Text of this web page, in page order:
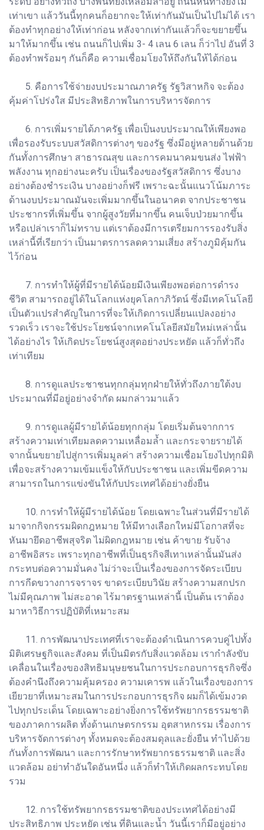
เท่าเขา แล้ววันนี้ทุกคนก็อยากจะให้เท่ากันมันเป็นไปไม่ได้ เรา
ต้องทำทุกอย่างให้เท่าก่อน หลังจากเท่ากันแล้วก็จะขยายขึ้น
มาให้มากขึ้น เช่น ถนนก็ไปเพิ่ม 3- 4 เลน 6 เลน ก็ว่าไป อันที่ 3
ต้องทำพร้อมๆ กันก็คือ ความเชื่อมโยงให้ถึงกันให้ได้ก่อน
5. คือการใช้จ่ายงบประมาณภาครัฐ รัฐวิสาหกิจ จะต้อง
คุ้มค่าโปร่งใส มีประสิทธิภาพในการบริหารจัดการ
6. การเพิ่มรายได้ภาครัฐ เพื่อเป็นงบประมาณให้เพียงพอ
เพื่อรองรับระบบสวัสดิการต่างๆ ของรัฐ ซึ่งมีอยู่หลายด้านด้วย
กันทั้งการศึกษา สาธารณสุข และการคมนาคมขนส่ง ไฟฟ้า
พลังงาน ทุกอย่างนะครับ เป็นเรื่องของรัฐสวัสดิการ ซึ่งบาง
อย่างต้องชำระเงิน บางอย่างก็ฟรี เพราะฉะนั้นแนวโน้มภาระ
ด้านงบประมาณมันจะเพิ่มมากขึ้นในอนาคต จากประชาชน
ประชากรที่เพิ่มขึ้น จากผู้สูงวัยที่มากขึ้น คนเจ็บป่วยมากขึ้น
หรือเปล่าเราก็ไม่ทราบ แต่เราต้องมีการเตรียมการรองรับสิ่ง
เหล่านี้ที่เรียกว่า เป็นมาตรการลดความเสี่ยง สร้างภูมิคุ้มกัน
ไว้ก่อน
7. การทำให้ผู้ที่มีรายได้น้อยมีเงินเพียงพอต่อการดำรง
ชีวิต สามารถอยู่ได้ในโลกแห่งยุคโลกาภิวัตน์ ซึ่งมีเทคโนโลยี
เป็นตัวแปรสำคัญในการที่จะให้เกิดการเปลี่ยนแปลงอย่าง
รวดเร็ว เราจะใช้ประโยชน์จากเทคโนโลยีสมัยใหม่เหล่านั้น
ได้อย่างไร ให้เกิดประโยชน์สูงสุดอย่างประหยัด แล้วก็ทั่วถึง
เท่าเทียม
8. การดูแลประชาชนทุกกลุ่มทุกฝ่ายให้ทั่วถึงภายใต้งบ
ประมาณที่มีอยู่อย่างจำกัด ผมกล่าวมาแล้ว
9. การดูแลผู้มีรายได้น้อยทุกกลุ่ม โดยเริ่มต้นจากการ
สร้างความเท่าเทียมลดความเหลื่อมล้ำ และกระจายรายได้
จากนั้นขยายไปสู่การเพิ่มมูลค่า สร้างความเชื่อมโยงไปทุกมิติ
เพื่อจะสร้างความเข้มแข็งให้กับประชาชน และเพิ่มขีดความ
สามารถในการแข่งขันให้กับประเทศได้อย่างยั่งยืน
10. การทำให้ผู้มีรายได้น้อย โดยเฉพาะในส่วนที่มีรายได้
มาจากกิจกรรมผิดกฎหมาย ให้มีทางเลือกใหม่มีโอกาสที่จะ
หันมายึดอาชีพสุจริต ไม่ผิดกฎหมาย เช่น ค้าขาย รับจ้าง
อาชีพอิสระ เพราะทุกอาชีพที่เป็นธุรกิจสีเทาเหล่านั้นมันส่ง
กระทบต่อความมั่นคง ไม่ว่าจะเป็นเรื่องของการจัดระเบียบ
การกีดขวางการจราจร ขาดระเบียบวินัย สร้างความสกปรก
ไม่มีคุณภาพ ไม่สะอาด ไร้มาตรฐานเหล่านี้ เป็นต้น เราต้อง
มาหาวิธีการปฏิบัติที่เหมาะสม
11. การพัฒนาประเทศที่เราจะต้องดำเนินการควบคู่ไปทั้ง
มิติเศรษฐกิจและสังคม ที่เป็นมิตรกับสิ่งแวดล้อม เรากำลังขับ
เคลื่อนในเรื่องของสิทธิมนุษยชนในการประกอบการธุรกิจซึ่ง
ต้องคำนึงถึงความคุ้มครอง ความเคารพ แล้วในเรื่องของการ
เยียวยาที่เหมาะสมในการประกอบการธุรกิจ ผมก็ได้เข้มงวด
ไปทุกประเด็น โดยเฉพาะอย่างยิ่งการใช้ทรัพยากรธรรมชาติ
ของภาคการผลิต ทั้งด้านเกษตรกรรม อุตสาหกรรม เรื่องการ
บริหารจัดการต่างๆ ทั้งหมดจะต้องสมดุลและยั่งยืน ทำไปด้วย
กันทั้งการพัฒนา และการรักษาทรัพยากรธรรมชาติ และสิ่ง
แวดล้อม อย่าทำอันใดอันหนึ่ง แล้วก็ทำให้เกิดผลกระทบโดย
รวม
12. การใช้ทรัพยากรธรรมชาติของประเทศได้อย่างมี
ประสิทธิภาพ ประหยัด เช่น ที่ดินและน้ำ วันนี้เราก็มีอยู่อย่าง